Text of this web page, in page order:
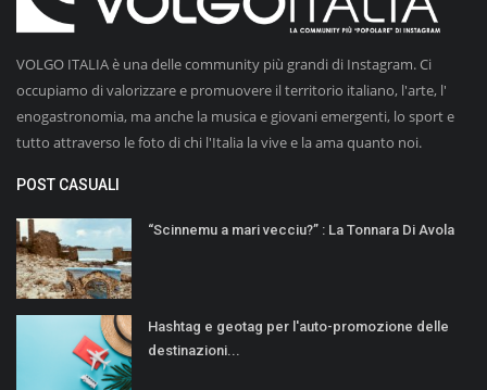
VOLGO ITALIA è una delle community più grandi di Instagram. Ci
occupiamo di valorizzare e promuovere il territorio italiano, l'arte, l'
enogastronomia, ma anche la musica e giovani emergenti, lo sport e
tutto attraverso le foto di chi l'Italia la vive e la ama quanto noi.
POST CASUALI
“Scinnemu a mari vecciu?” : La Tonnara Di Avola
Hashtag e geotag per l'auto-promozione delle
destinazioni...